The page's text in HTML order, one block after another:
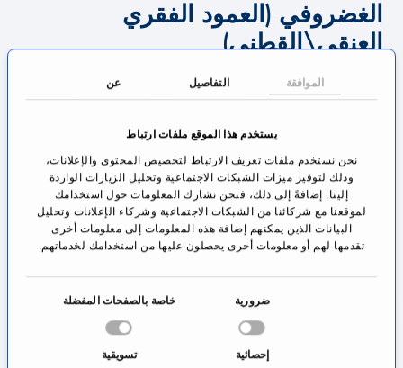
الموافقة التفاصيل عن
يستخدم هذا الموقع ملفات ارتباط
نحن نستخدم ملفات تعريف الارتباط لتخصيص المحتوى والإعلانات،
وذلك لتوفير ميزات الشبكات الاجتماعية وتحليل الزيارات الواردة
إلينا. إضافةً إلى ذلك، فنحن نشارك المعلومات حول استخدامك
لموقعنا مع شركائنا من الشبكات الاجتماعية وشركاء الإعلانات وتحليل
البيانات الذين يمكنهم إضافة هذه المعلومات إلى معلومات أخرى
تقدمها لهم أو معلومات أخرى يحصلون عليها من استخدامك لخدماتهم.
ضرورية خاصة بالصفحات المفضلة
إحصائية تسويقية
الغضروفي (العمود الفقري
العنقي\القطني)
نظراً لتراجع الانزلاق الغضروفي في كثيرٍ من الأحيان من
بناءً على وضع الشكوى في بادئ الأمر بشكل محافظ.
يكمن محور المعالجة في العلاج الدوائي المخفف للألم
وهو الذي يتيح بدوره إجراء العلاج الفيزيائي بشكلٍ فعال.
بجانب التدريب الموجه للمنطقة المعنية من العمود
الفقري يمكن التفكير بحقن مستحضرات الكورتيزون
بهدف تقليص الالتهابات المحتملة.
إذا كان هناك آلام لا تُطاق أو آلام مقاومة للعلاج أو نقص
عصبي كالتنميل أو الشعور بالخدر أو ضعف القوة أو كان